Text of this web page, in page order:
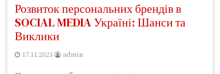
Розвиток персональних брендів в
SOCIAL MEDIA Україні: Шанси та
Виклики
17.11.2023 admin